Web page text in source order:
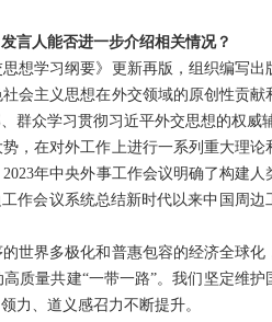
言人能否进一步介绍相关情况？
想学习纲要》更新再版，组织编写出
会主义思想在外交领域的原创性贡
群众学习贯彻习近平外交思想的权威
，在对外工作上进行一系列重大理
年中央外事工作会议明确了构建
作会议系统总结新时代以来中国周
世界多极化和普惠包容的经济全球
质量共建“一带一路”。我们坚定维护
力、道义感召力不断提升。